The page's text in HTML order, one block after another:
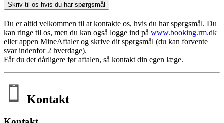
Skriv til os hvis du har spørgsmål
Du er altid velkommen til at kontakte os, hvis du har spørgsmål. Du
kan ringe til os, men du kan også logge ind på www.booking.rm.dk
eller appen MineAftaler og skrive dit spørgsmål (du kan forvente
svar indenfor 2 hverdage).
Får du det dårligere før aftalen, så kontakt din egen læge.
Kontakt